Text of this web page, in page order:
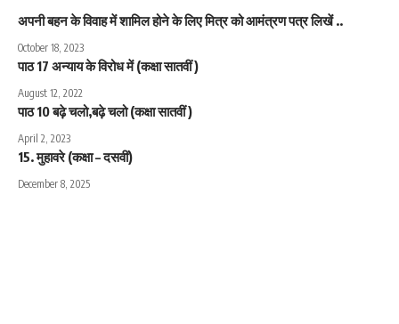
अपनी बहन के विवाह में शामिल होने के लिए मित्र को आमंत्रण पत्र लिखें ..
October 18, 2023
पाठ 17 अन्याय के विरोध में (कक्षा सातवीं )
August 12, 2022
पाठ 10 बढ़े चलो,बढ़े चलो (कक्षा सातवीं )
April 2, 2023
15. मुहावरे (कक्षा – दसवीं)
December 8, 2025